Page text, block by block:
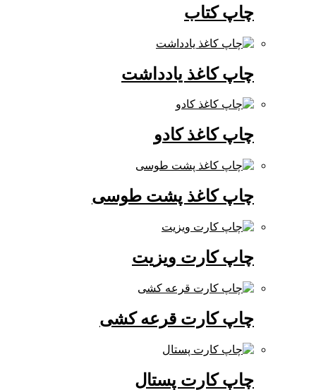
چاپ کتاب
چاپ کاغذ یادداشت
چاپ کاغذ کادو
چاپ کاغذ پشت طوسی
چاپ کارت ویزیت
چاپ کارت قرعه کشی
چاپ کارت پستال